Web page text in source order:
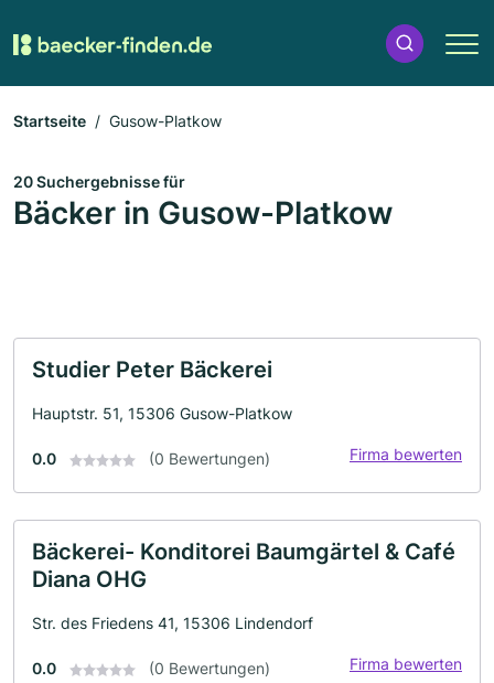
Startseite Gusow-Platkow
20 Suchergebnisse für
Bäcker in Gusow-Platkow
Studier Peter Bäckerei
Hauptstr. 51, 15306 Gusow-Platkow
0.0 (0 Bewertungen) Firma bewerten
Bäckerei- Konditorei Baumgärtel & Café
Diana OHG
Str. des Friedens 41, 15306 Lindendorf
0.0 (0 Bewertungen) Firma bewerten